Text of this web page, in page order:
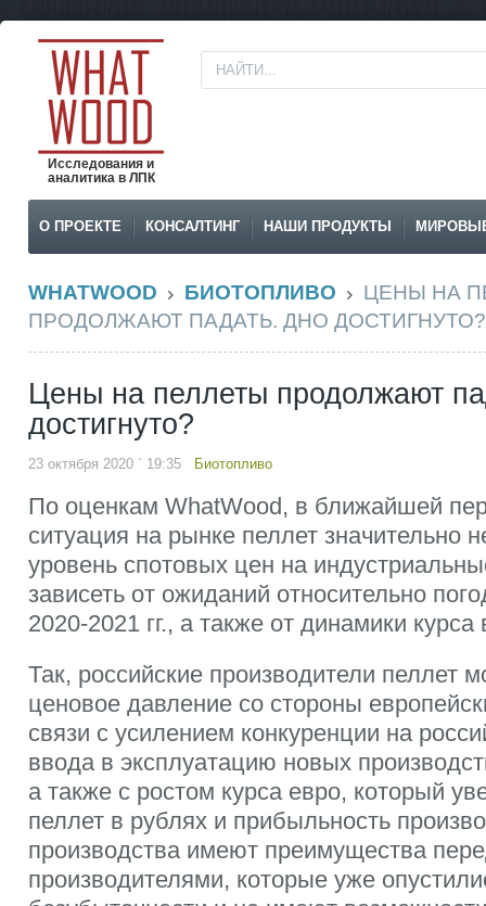
Исследования и
аналитика в ЛПК
О ПРОЕКТЕ КОНСАЛТИНГ НАШИ ПРОДУКТЫ
WHATWOOD БИОТОПЛИВО
ЦЕНЫ НА
ПРОДОЛЖАЮТ ПАДАТЬ. ДНО ДОСТИГНУТО?
Цены на пеллеты продолжают
достигнуто?
23 октября 2020 ` 19:35 Биотопливо
По оценкам WhatWood, в ближайшей
ситуация на рынке пеллет значительно
уровень спотовых цен на
зависеть от ожиданий относительно
2020-2021 гг., а также от динамики курса
Так, российские производители пеллет
ценовое давление со стороны
связи с усилением конкуренции на
ввода в эксплуатацию новых
а также с ростом курса евро, который
пеллет в рублях и прибыльность
производства имеют преимущества
производителями, которые уже